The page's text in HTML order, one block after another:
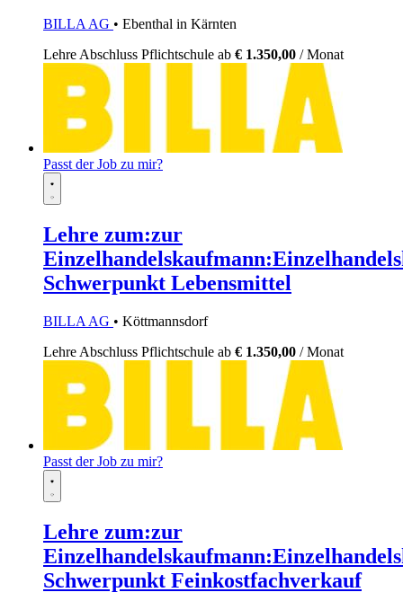
BILLA AG • Ebenthal in Kärnten
LehreAbschluss Pflichtschule ab € 1.350,00 / Monat
Passt der Job zu mir?
Lehre zum:zur
Schwerpunkt Lebensmittel
BILLA AG • Köttmannsdorf
Lehre Abschluss Pflichtschule ab € 1.350,00 / Monat
Passt der Job zu mir?
Lehre zum:zur
Schwerpunkt Feinkostfachverkauf